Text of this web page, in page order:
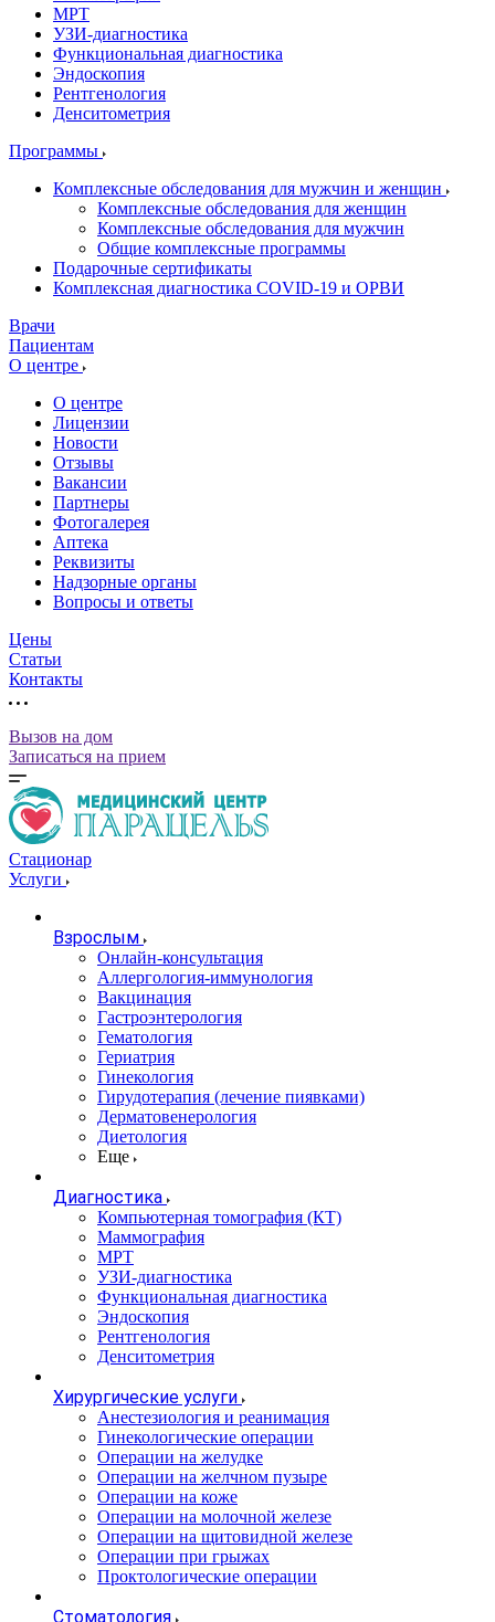
МРТ
УЗИ-диагностика
Функциональная диагностика
Эндоскопия
Рентгенология
Денситометрия
Программы
Комплексные обследования для мужчин и женщин
Комплексные обследования для женщин
Комплексные обследования для мужчин
Общие комплексные программы
Подарочные сертификаты
Комплексная диагностика COVID-19 и ОРВИ
Врачи
Пациентам
О центре
О центре
Лицензии
Новости
Отзывы
Вакансии
Партнеры
Фотогалерея
Аптека
Реквизиты
Надзорные органы
Вопросы и ответы
Цены
Статьи
Контакты
Вызов на дом
Записаться на прием
Стационар
Услуги
Взрослым
Онлайн-консультация
Аллергология-иммунология
Вакцинация
Гастроэнтерология
Гематология
Гериатрия
Гинекология
Гирудотерапия (лечение пиявками)
Дерматовенерология
Диетология
Еще
Диагностика
Компьютерная томография (КТ)
Маммография
МРТ
УЗИ-диагностика
Функциональная диагностика
Эндоскопия
Рентгенология
Денситометрия
Хирургические услуги
Анестезиология и реанимация
Гинекологические операции
Операции на желудке
Операции на желчном пузыре
Операции на коже
Операции на молочной железе
Операции на щитовидной железе
Операции при грыжах
Проктологические операции
Стоматология